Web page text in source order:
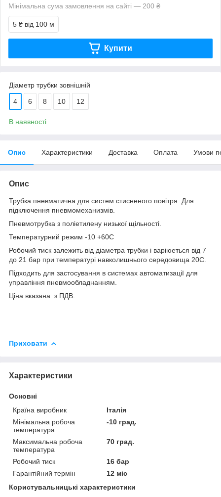
Мінімальна сума замовлення на сайті — 200 ₴
5 ₴ від 100 м
Купити
Діаметр трубки зовнішній
4 6 8 10 12
В наявності
Опис Характеристики Доставка Оплата Умови
Опис
Трубка пневматична для систем стисненого повітря. Для
підключення пневмомеханизмів.
Пневмотрубка з поліетилену низької щільності.
Температурний режим -10 +60С
Робочий тиск залежить від діаметра трубки і варіюеться від 7
до 21 бар при температурі навколишнього середовища 20С.
Підходить для застосування в системах автоматизації для
управління пневмообладнанням.
Ціна вказана з ПДВ.
Приховати
Характеристики
Основні
Країна виробник
Італія
Мінімальна робоча
температура
-10 град.
Максимальна робоча
температура
70 град.
Робочий тиск
16 бар
Гарантійний термін
12 міс
Користувальницькі характеристики